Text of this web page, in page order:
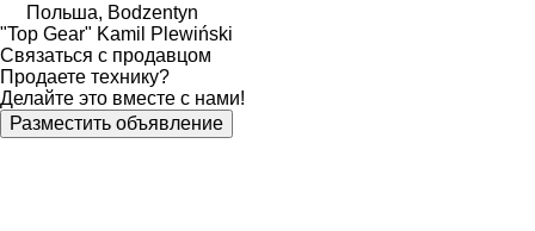
Польша, Bodzentyn
"Top Gear" Kamil Plewiński
Связаться с продавцом
Продаете технику?
Делайте это вместе с нами!
Разместить объявление